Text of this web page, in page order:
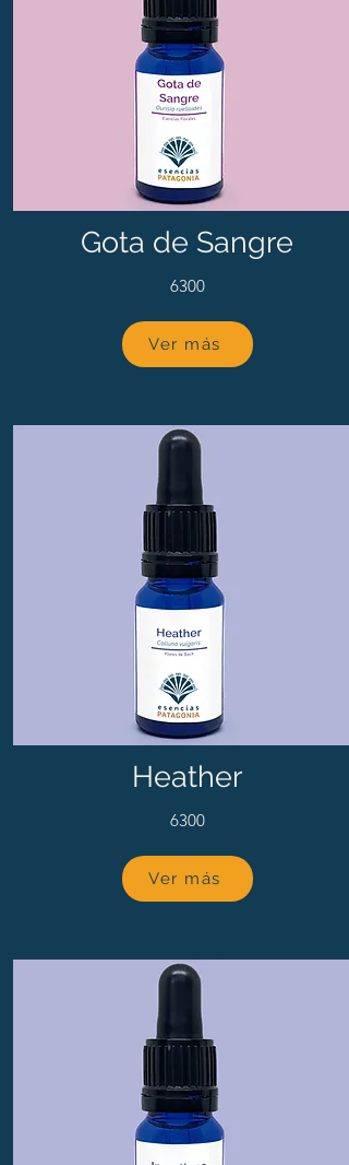
Gota de Sangre
6300
Ver más
Heather
6300
Ver más